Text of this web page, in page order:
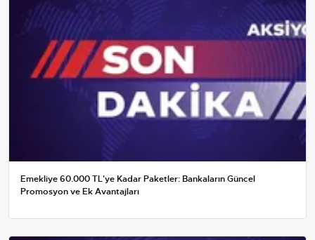
Emekliye 60.000 TL'ye Kadar Paketler: Bankaların Güncel
Promosyon ve Ek Avantajları